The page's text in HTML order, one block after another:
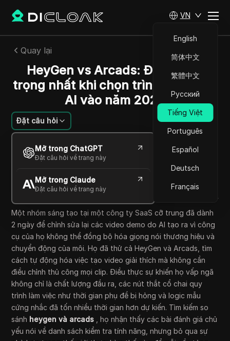
VN
English
简体中文
繁體中文
Русский
Tiếng Việt
Português
Español
Deutsch
Français
Quay lại
HeyGen vs Arcads: Điều quan
trọng nhất khi chọn trình tạo video
AI vào năm 2026
Đặt câu hỏi
Mở trong ChatGPT
Đặt câu hỏi về trang này
Mở trong Claude
Đặt câu hỏi về trang này
Sandra Anderson
26 Th05 2026 11
Đọc trong giây phút
Copy Link
Một nhóm sáng tạo tại một công ty SaaS cỡ trung đã dành
2 ngày để chỉnh sửa lại các video demo do AI tạo ra vì công
cụ của họ không thể đồng bộ hóa giọng nói thương hiệu và
chuyển động của môi. Họ đã thử cả HeyGen và Arcads, tìm
cách tự động hóa việc tạo video giải thích mà không cần
điều chỉnh thủ công mọi clip. Điều thực sự khiến họ vấp ngã
không chỉ là chất lượng đầu ra, các nút thắt cổ chai quy
trình làm việc như thời gian phụ đề bị hỏng và logic mẫu
cứng nhắc đã tốn nhiều thời gian hơn dự kiến. Tìm kiếm so
sánh heygen và arcads , họ nhận thấy các bài đánh giá chủ
yếu nói về danh sách kiểm tra tính năng, nhưng bỏ qua sự